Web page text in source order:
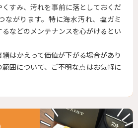
すみ、汚れを事前に落としておくだ
ながります。特に海水汚れ、塩ガミ
などのメンテナンスを心がけるとい
はかえって価値が下がる場合があり
囲について、ご不明な点はお気軽に